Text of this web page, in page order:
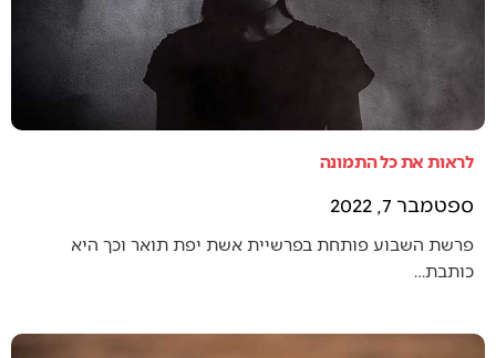
לראות את כל התמונה
ספטמבר 7, 2022
פרשת השבוע פותחת בפרשיית אשת יפת תואר וכך היא
כותבת…